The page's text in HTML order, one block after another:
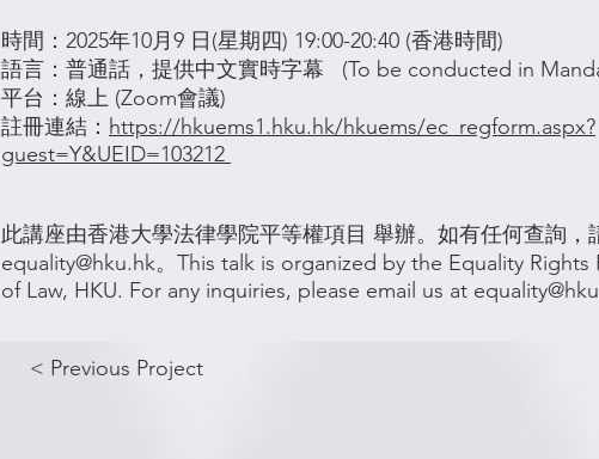
時間：2025年10月9 日(星期四) 19:00-20:40 (香港時間)
語言：普通話，提供中文實時字幕 (To be conducted in
平台：線上 (Zoom會議)
註冊連結： https://hkuems1.hku.hk/hkuems/ec_regform.aspx?
guest=Y&UEID=103212
此講座由香港大學法律學院平等權項目 舉辦。如有任何查詢，
equality@hku.hk。This talk is organized by the Equality
of Law, HKU. For any inquiries, please email us at
< Previous Project